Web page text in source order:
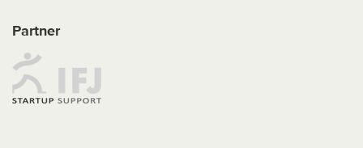
Partner